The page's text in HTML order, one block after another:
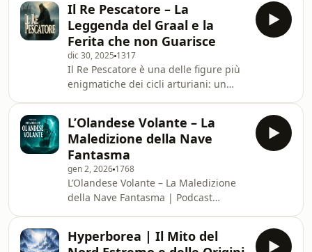
Il Re Pescatore – La
Leggenda del Graal e la
Ferita che non Guarisce
dic 30, 2025 1317
Il Re Pescatore è una delle figure più
enigmatiche dei cicli arturiani: un
del suo regno. Solo un cavaliere
puro, con la domanda giusta, potrà
spezzare la maledizione e riportare la
vita. Una leggenda antica che
nasconde i simboli più profondi della
rinascita, della compassione e del
legame tra uomo e divino. 🏰 Dal
L’Olandese Volante – La
Maledizione della Nave
Fantasma
gen 2, 2026 1768
L’Olandese Volante – La Maledizione
della Nave Fantasma | Podcast
dannati condannati a solcare i mari
Hyperborea | Il Mito del